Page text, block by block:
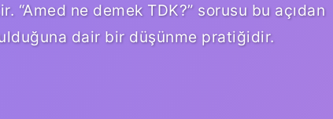
ne demek TDK?” sorusu bu açıdan
dair bir düşünme pratiğidir.